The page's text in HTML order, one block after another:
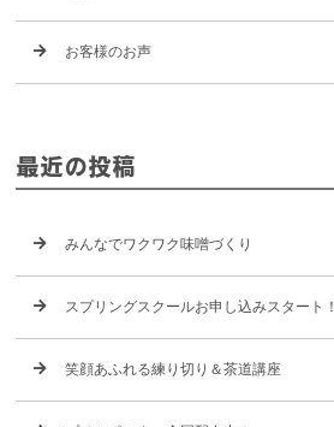
お客様のお声
最近の投稿
みんなでワクワク味噌づくり
スプリングスクールお申し込みスタート！
笑顔あふれる練り切り＆茶道講座